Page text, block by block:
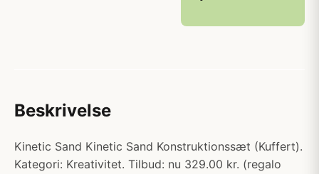
Beskrivelse
Kinetic Sand Kinetic Sand Konstruktionssæt (Kuffert).
Kategori: Kreativitet. Tilbud: nu 329.00 kr. (regalo